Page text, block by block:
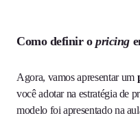
Como definir opricing
Agora, vamos apresentar um
você adotar na estratégia de
modelo foi apresentado na